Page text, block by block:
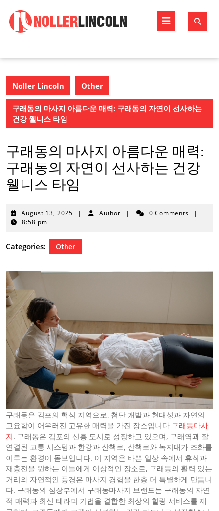
content
Open
Noller Lincoln Other
구래동의 마사지 아름다운 매력: 구래동의 자연이 선사하는
건강 웰니스 타임
구래동의 마사지 아름다운 매력:
구래동의 자연이 선사하는 건강
웰니스 타임
August 13, 2025 August
| Author | 0 Comments
|
8:58 pm
Categories: Other
구래동은 김포의 핵심 지역으로, 첨단 개발과 현대성과 자연의
고요함이 어우러진 고유한 매력을 가진 장소입니다 구래동마사
지. 구래동은 김포의 신흥 도시로 성장하고 있으며, 구래역과 잘
연결된 교통 시스템과 한강과 산책로, 산책로와 녹지대가 조화를
이루는 환경이 돋보입니다. 이 지역은 바쁜 일상 속에서 휴식과
재충전을 원하는 이들에게 이상적인 장소로, 구래동의 활력 있는
거리와 자연적인 풍경은 마사지 경험을 한층 더 특별하게 만듭니
다. 구래동의 심장부에서 구래동마사지 브랜드는 구래동의 자연
적 매력과 최신 테라피 기법을 결합한 최상의 힐링 서비스를 제